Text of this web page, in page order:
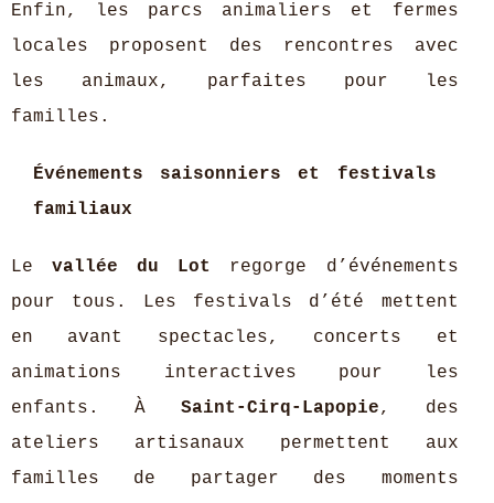
Enfin, les parcs animaliers et fermes
locales proposent des rencontres avec
les animaux, parfaites pour les
familles.
Événements saisonniers et festivals
familiaux
Levallée du Lot
regorge d’événements
pour tous. Les festivals d’été mettent
en avant spectacles, concerts et
animations interactives pour les
enfants. À Saint-Cirq-Lapopie, des
ateliers artisanaux permettent aux
familles de partager des moments